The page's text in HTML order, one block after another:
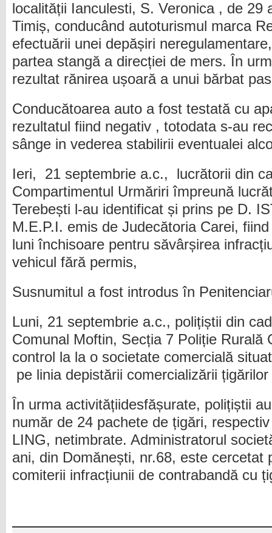
localității Ianculesti, S. Veronica , de 29
Timiș, conducând autoturismul marca
efectuării unei depășiri
partea stangă a direcției de mers. În
rezultat rănirea ușoară a unui bărbat
Conducătoarea auto a fost testată cu
rezultatul fiind negativ , totodata s-au
sânge in vederea stabilirii eventualei
Ieri, 21 septembrie a.c., lucrătorii din
Compartimentul Urmăriri împreună
Terebești l-au identificat și prins pe D.
M.E.P.I. emis de Judecătoria Carei,
luni închisoare pentru săvârșirea
vehicul fără permis,
Susnumitul a fost introdus în
Luni, 21 septembrie a.c., polițiștii din
Comunal Moftin, Secția 7 Poliție Rurală
control la la o societate comercială
pe linia depistării comercializării
În urma activitățiidesfășurate, polițiștii
număr de 24 pachete de țigări,
LING, netimbrate. Administratorul
ani, din Domănești, nr.68, este cercetat
comiterii infracțiunii de contrabandă cu